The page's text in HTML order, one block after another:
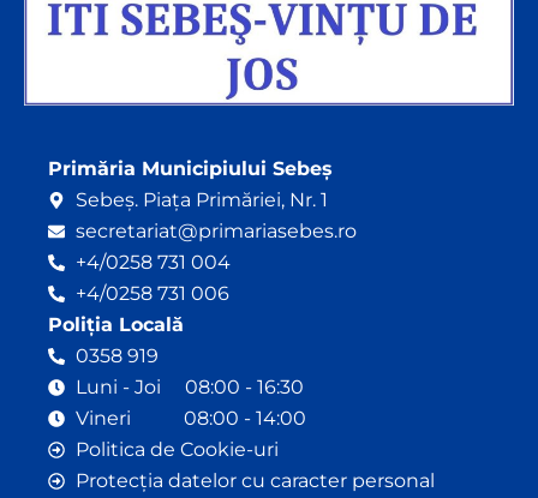
Primăria Municipiului Sebeș
Sebeș. Piața Primăriei, Nr. 1
secretariat@primariasebes.ro
+4/0258 731 004
+4/0258 731 006
Poliția Locală
0358 919
Luni - Joi 08:00 - 16:30
Vineri 08:00 - 14:00
Politica de Cookie-uri
Protecția datelor cu caracter personal